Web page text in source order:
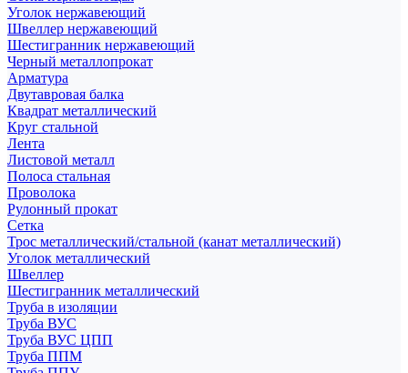
Уголок нержавеющий
Швеллер нержавеющий
Шестигранник нержавеющий
Черный металлопрокат
Арматура
Двутавровая балка
Квадрат металлический
Круг стальной
Лента
Листовой металл
Полоса стальная
Проволока
Рулонный прокат
Сетка
Трос металлический/стальной (канат металлический)
Уголок металлический
Швеллер
Шестигранник металлический
Труба в изоляции
Труба ВУС
Труба ВУС ЦПП
Труба ППМ